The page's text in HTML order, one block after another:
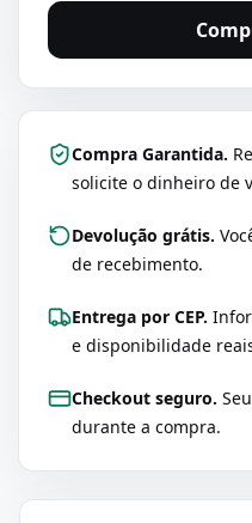
Compra Garantida.
solicite o dinheiro de
Devolução grátis.
de recebimento.
Entrega por CEP.
e disponibilidade
Checkout seguro.
durante a compra.